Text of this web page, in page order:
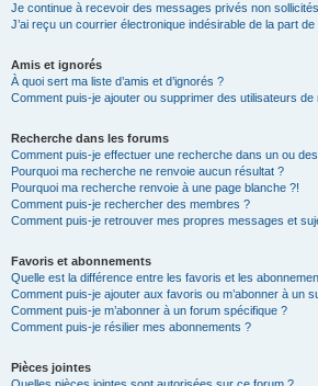
Je continue à recevoir des messages privés non
J’ai reçu un courrier électronique indésirable de la part de
Amis et ignorés
À quoi sert ma liste d’amis et d’ignorés ?
Comment puis-je ajouter ou supprimer des utilisateurs de
Recherche dans les forums
Comment puis-je effectuer une recherche dans un ou
Pourquoi ma recherche ne renvoie aucun résultat ?
Pourquoi ma recherche renvoie à une page blanche ?!
Comment puis-je rechercher des membres ?
Comment puis-je retrouver mes propres messages et
Favoris et abonnements
Quelle est la différence entre les favoris et les
Comment puis-je ajouter aux favoris ou m’abonner à un
Comment puis-je m’abonner à un forum spécifique ?
Comment puis-je résilier mes abonnements ?
Pièces jointes